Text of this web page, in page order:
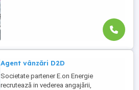
Agent vânzări D2D
Societate partener E.on Energie
recrutează in vederea angajării,